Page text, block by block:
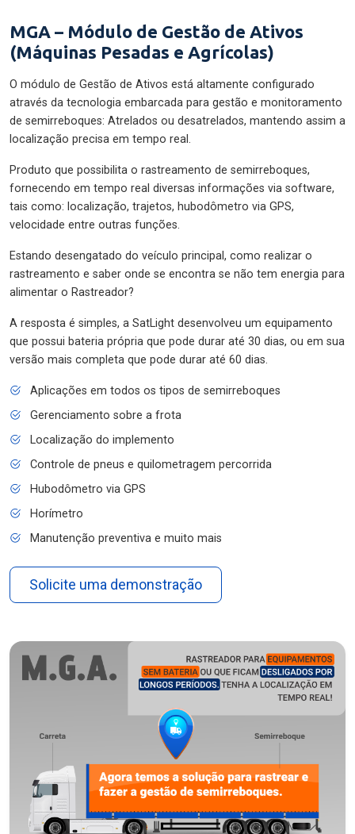
MGA – Módulo de Gestão de Ativos
(Máquinas Pesadas e Agrícolas)
O módulo de Gestão de Ativos está altamente configurado
através da tecnologia embarcada para gestão e monitoramento
de semirreboques: Atrelados ou desatrelados, mantendo assim a
localização precisa em tempo real.
Produto que possibilita o rastreamento de semirreboques,
fornecendo em tempo real diversas informações via software,
tais como: localização, trajetos, hubodômetro via GPS,
velocidade entre outras funções.
Estando desengatado do veículo principal, como realizar o
rastreamento e saber onde se encontra se não tem energia para
alimentar o Rastreador?
A resposta é simples, a SatLight desenvolveu um equipamento
que possui bateria própria que pode durar até 30 dias, ou em sua
versão mais completa que pode durar até 60 dias.
Aplicações em todos os tipos de semirreboques
Gerenciamento sobre a frota
Localização do implemento
Controle de pneus e quilometragem percorrida
Hubodômetro via GPS
Horímetro
Manutenção preventiva e muito mais
Solicite uma demonstração